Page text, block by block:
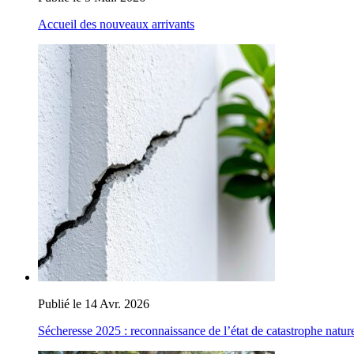
Accueil des nouveaux arrivants
Publié le 14 Avr. 2026
Sécheresse 2025 : reconnaissance de l’état de catastrophe